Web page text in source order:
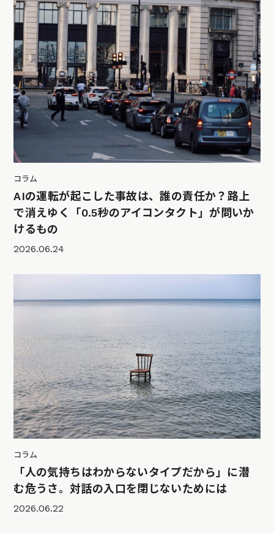
コラム
AIの運転が起こした事故は、誰の責任か？路上
で消えゆく「0.5秒のアイコンタクト」が問いか
けるもの
2026.06.24
コラム
「人の気持ちはわからないタイプだから」に潜
む危うさ。対話の入口を閉じないためには
2026.06.22